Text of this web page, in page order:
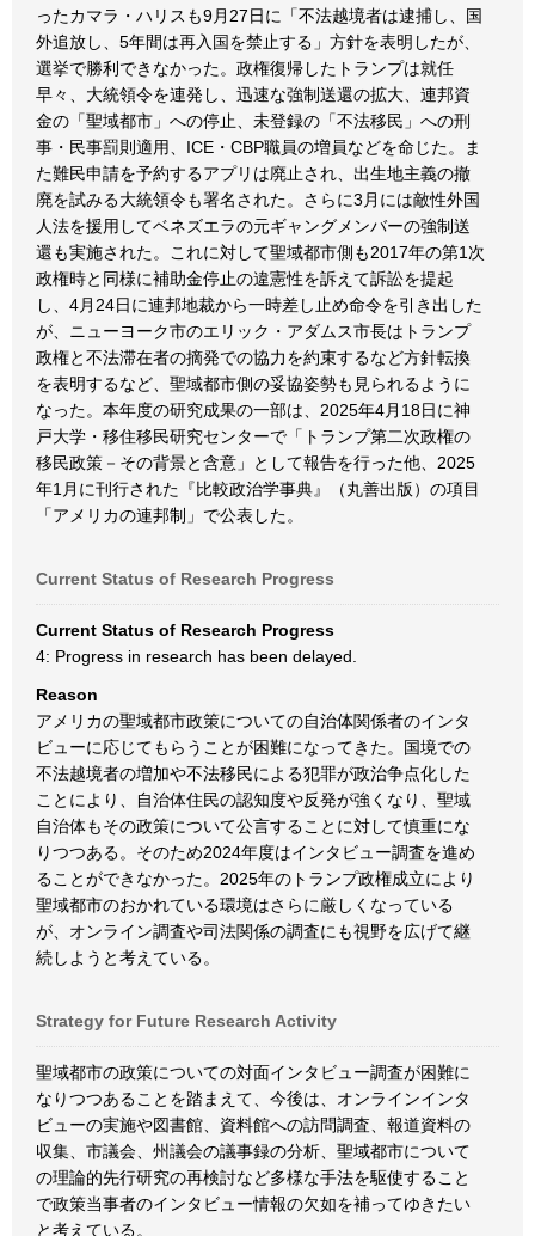
ったカマラ・ハリスも9月27日に「不法越境者は逮捕し、国
外追放し、5年間は再入国を禁止する」方針を表明したが、
選挙で勝利できなかった。政権復帰したトランプは就任
早々、大統領令を連発し、迅速な強制送還の拡大、連邦資
金の「聖域都市」への停止、未登録の「不法移民」への刑
事・民事罰則適用、ICE・CBP職員の増員などを命じた。ま
た難民申請を予約するアプリは廃止され、出生地主義の撤
廃を試みる大統領令も署名された。さらに3月には敵性外国
人法を援用してベネズエラの元ギャングメンバーの強制送
還も実施された。これに対して聖域都市側も2017年の第1次
政権時と同様に補助金停止の違憲性を訴えて訴訟を提起
し、4月24日に連邦地裁から一時差し止め命令を引き出した
が、ニューヨーク市のエリック・アダムス市長はトランプ
政権と不法滞在者の摘発での協力を約束するなど方針転換
を表明するなど、聖域都市側の妥協姿勢も見られるように
なった。本年度の研究成果の一部は、2025年4月18日に神
戸大学・移住移民研究センターで「トランプ第二次政権の
移民政策－その背景と含意」として報告を行った他、2025
年1月に刊行された『比較政治学事典』（丸善出版）の項目
「アメリカの連邦制」で公表した。
Current Status of Research Progress
Current Status of Research Progress
4: Progress in research has been delayed.
Reason
アメリカの聖域都市政策についての自治体関係者のインタ
ビューに応じてもらうことが困難になってきた。国境での
不法越境者の増加や不法移民による犯罪が政治争点化した
ことにより、自治体住民の認知度や反発が強くなり、聖域
自治体もその政策について公言することに対して慎重にな
りつつある。そのため2024年度はインタビュー調査を進め
ることができなかった。2025年のトランプ政権成立により
聖域都市のおかれている環境はさらに厳しくなっている
が、オンライン調査や司法関係の調査にも視野を広げて継
続しようと考えている。
Strategy for Future Research Activity
聖域都市の政策についての対面インタビュー調査が困難に
なりつつあることを踏まえて、今後は、オンラインインタ
ビューの実施や図書館、資料館への訪問調査、報道資料の
収集、市議会、州議会の議事録の分析、聖域都市について
の理論的先行研究の再検討など多様な手法を駆使すること
で政策当事者のインタビュー情報の欠如を補ってゆきたい
と考えている。